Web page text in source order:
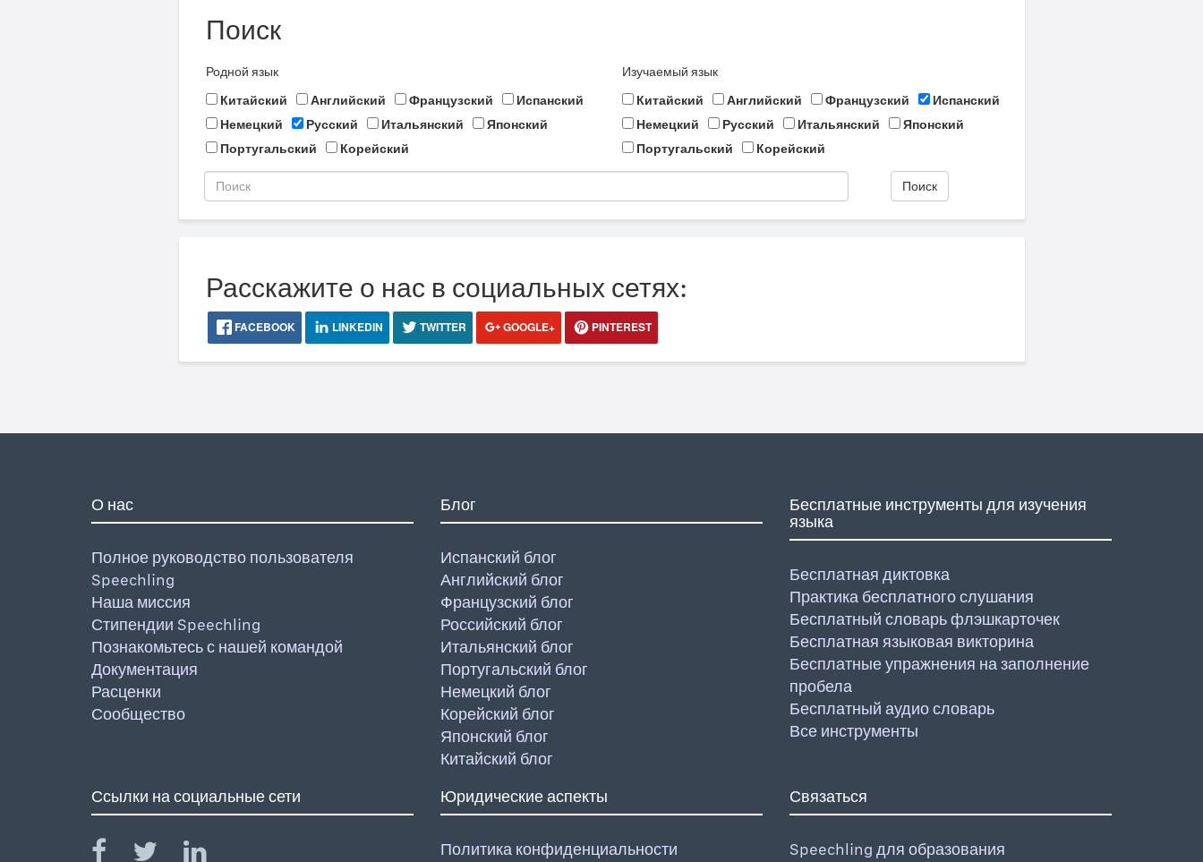
Поиск
Родной язык
Китайский
Английский Французский
Испанский
Немецкий
Русский Итальянский
Японский
Португальский
Корейский
Изучаемый язык
Китайский
Английский Французский
Испанский
Немецкий
Русский Итальянский
Японский
Португальский
Корейский
Поиск
Расскажите о нас в социальных сетях:
FACEBOOK LINKEDIN TWITTER GOOGLE+ PINTEREST
О нас
Полное руководство пользователя
Speechling
Наша миссия
Стипендии Speechling
Познакомьтесь с нашей командой
Документация
Расценки
Сообщество
Блог
Испанский блог
Английский блог
Французский блог
Российский блог
Итальянский блог
Португальский блог
Немецкий блог
Корейский блог
Японский блог
Китайский блог
Бесплатные инструменты для изучения
языка
Бесплатная диктовка
Практика бесплатного слушания
Бесплатный словарь флэшкарточек
Бесплатная языковая викторина
Бесплатные упражнения на заполнение
пробела
Бесплатный аудио словарь
Все инструменты
Ссылки на социальные сети Юридические аспекты
Политика конфиденциальности
Связаться
Speechling для образования